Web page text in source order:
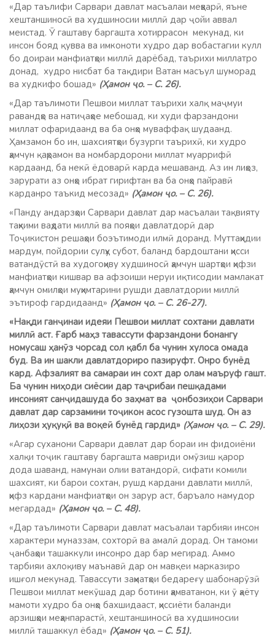
«Дар таълифи Сарвари давлат масъалаи меҳварӣ, яъне
хештаншиносӣ ва худшиносии миллӣ дар ҷойи аввал
меистад. Ӯ гаштаву баргашта хотиррасон мекунад, ки
инсон бояд қувва ва имконоти худро дар вобастагии кулл
бо доираи манфиатҳои миллӣ дарёбад, таърихи миллатро
донад, худро нисбат ба тақдири Ватан масъул шуморад
ва худкифо бошад» (Ҳамон ҷо. – С. 26).
«Дар таълимоти Пешвои миллат таърихи халқ маҷмуи
равандҳо ва натиҷаҳое мебошад, ки худи фарзандони
миллат офаридаанд ва ба онҳо муваффақ шудаанд.
Ҳамзамон бо ин, шахсиятҳои бузурги таърихӣ, ки худро
ҳамчун қаҳрамон ва номбардорони миллат муаррифӣ
кардаанд, ба некӣ ёдоварӣ карда мешаванд. Аз ин лиҳоз,
зарурати аз онҳо ибрат гирифтан ва ба онҳо пайравӣ
карданро таъкид месозад» (Ҳамон ҷо. – С. 26).
«Панду андарзҳои Сарвари давлат дар масъалаи тақвияту
таҳкими ваҳдати миллӣ ва пояҳои давлатдорӣ дар
Тоҷикистон решаҳои боэътимоди илмӣ доранд. Муттаҳидии
мардум, пойдории сулҳу субот, баланд бардоштани ҳисси
ватандӯстӣ ва худогоҳиву худшиносӣ ҳамчун шартҳои ҳифзи
манфиатҳои кишвар ва афзоиши неруи иқтисодии мамлакат
ҳамчун омилҳои муҳимтарини рушди давлатдории миллӣ
эътироф гардидаанд» (Ҳамон ҷо. – С. 26-27).
«Нақди ганҷинаи идеяи Пешвои миллат сохтани давлати
миллӣ аст. Ғарб маҳз тавассути фарзандони бонангу
номусаш ҳанӯз чорсад сол қабл ба чунин хулоса омада
буд. Ва ин шакли давлатдориро пазируфт. Онро бунёд
кард. Афзалият ва самараи ин сохт дар олам маъруф гашт.
Ба чунин ниҳоди сиёсии дар таҷрибаи пешқадами
инсоният санҷидашуда бо заҳмат ва ҷонбозиҳои Сарвари
давлат дар сарзамини тоҷикон асос гузошта шуд. Он аз
лиҳози ҳуқуқӣ ва воқеӣ бунёд гардид» (Ҳамон ҷо. – С. 29).
«Агар суханони Сарвари давлат дар бораи ин фидоиёни
халқи тоҷик гаштаву баргашта мавриди омӯзиш қарор
дода шаванд, намунаи олии ватандорӣ, сифати комили
шахсият, ки барои сохтан, рушд кардани давлати миллӣ,
ҳифз кардани манфиатҳои он зарур аст, баръало намудор
мегардад» (Ҳамон ҷо. – С. 48).
«Дар таълимоти Сарвари давлат масъалаи тарбияи инсон
характери муназзам, сохторӣ ва амалӣ дорад. Он тамоми
ҷанбаҳои ташаккули инсонро дар бар мегирад. Аммо
тарбияи ахлоқиву маънавӣ дар он мавқеи марказиро
ишғол мекунад. Тавассути заҳматҳои бедареғу шабонарӯзӣ
Пешвои миллат мекӯшад дар ботини ҳамватанон, ки ӯ ҳаёту
мамоти худро ба онҳо бахшидааст, ҳиссиёти баланди
арзишҳои меҳанпарастӣ, хештаншиносӣ ва худшиносии
миллӣ ташаккул ёбад» (Ҳамон ҷо. – С. 51).